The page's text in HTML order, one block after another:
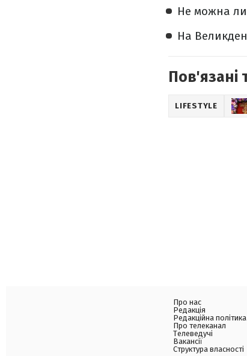
Не можна
На
Пов'язані
LIFESTYLE
Про нас
Редакція
Редакційна політика
Про телеканал
Телеведучі
Вакансії
Структура власності